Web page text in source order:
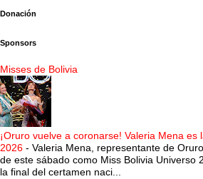
Donación
Sponsors
Misses de Bolivia
¡Oruro vuelve a coronarse! Valeria Mena es
2026 - Valeria Mena, representante de
de este sábado como Miss Bolivia Universo
la final del certamen naci...